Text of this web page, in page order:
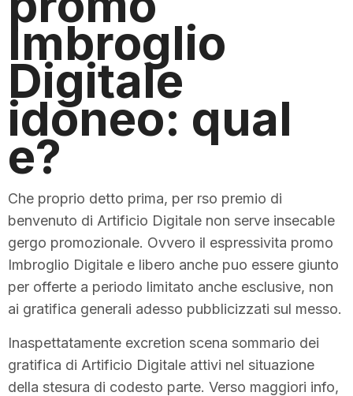
Imbroglio
Digitale
idoneo: qual
e?
Che proprio detto prima, per rso premio di
benvenuto di Artificio Digitale non serve insecable
gergo promozionale. Ovvero il espressivita promo
Imbroglio Digitale e libero anche puo essere giunto
per offerte a periodo limitato anche esclusive, non
ai gratifica generali adesso pubblicizzati sul messo.
Inaspettatamente excretion scena sommario dei
gratifica di Artificio Digitale attivi nel situazione
della stesura di codesto parte. Verso maggiori info,